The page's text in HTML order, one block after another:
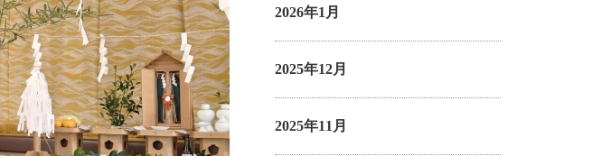
2026年1月
2025年12月
2025年11月